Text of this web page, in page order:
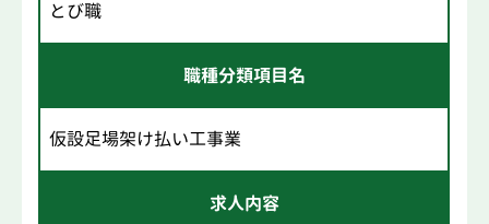
とび職
職種分類項目名
仮設足場架け払い工事業
求人内容